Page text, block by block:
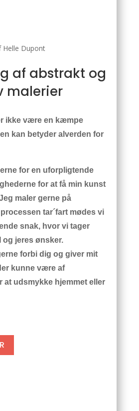
af abstrakt og
malerier
ikke være en kæmpe
kan betyder alverden for
for en uforpligtende
for at få min kunst
maler gerne på
tar´fart mødes vi
snak, hvor vi tager
jeres ønsker.
forbi dig og giver mit
kunne være af
at udsmykke hjemmet eller